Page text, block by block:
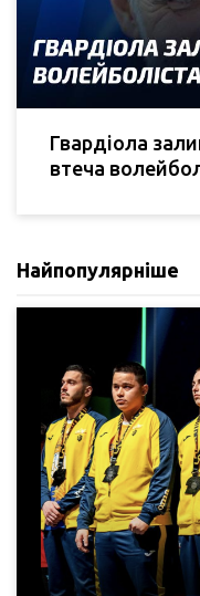
Гвардіола
втеча
Найпопулярніше